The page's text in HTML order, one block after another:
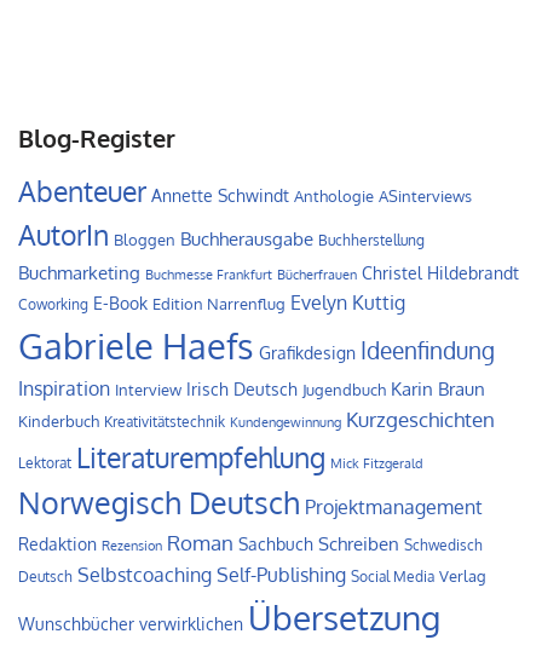
Blog-Register
Abenteuer Annette Schwindt Anthologie ASinterviews
AutorIn Bloggen Buchherausgabe Buchherstellung
Buchmarketing Buchmesse Frankfurt Bücherfrauen Christel Hildebrandt
Coworking E-Book Edition Narrenflug Evelyn Kuttig
Gabriele Haefs Grafikdesign Ideenfindung
Inspiration Interview Irisch Deutsch Jugendbuch Karin Braun
Kinderbuch Kreativitätstechnik Kundengewinnung Kurzgeschichten
Lektorat Literaturempfehlung Mick Fitzgerald
Norwegisch Deutsch Projektmanagement
Redaktion Rezension Roman Sachbuch Schreiben Schwedisch
Deutsch Selbstcoaching Self-Publishing Social Media Verlag
Wunschbücher verwirklichen Übersetzung